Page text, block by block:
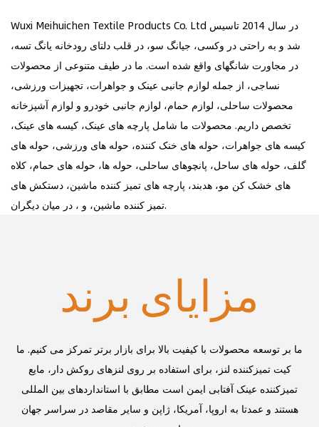
Wuxi Meihuichen Textile Products Co. Ltd در سال 2014 تاسیس
شد و به راحتی در وکسی، جیانگ سو، در قلب دلتای رودخانه یانگ تسه،
در مجاورت شانگهای واقع شده است. ما در طیف متنوعی از محصولات
نساجی، از جمله لوازم جانبی عینک و جواهرات، تجهیزات ورزشی،
محصولات ساحلی، لوازم حمام، لوازم جانبی خودرو و لوازم آشپزخانه
تخصص داریم. محصولات ما شامل پارچه های عینک، کیسه های عینک،
کیسه های جواهرات، حوله های خنک کننده، حوله های ورزشی، حوله های
گلف، حوله های ساحل، پانچوهای ساحلی، حوله ها، حوله های حمام، کلاه
های خشک کن مو، هدبند، پارچه های تمیز کننده ماشین، دستکش های
تمیز کننده ماشین، و ، در میان دیگران.
مزایای برند
ما بر توسعه محصولات با کیفیت بالا برای بازار برتر تمرکز می کنیم. ما
کیت تمیزکننده لنز، برای استفاده بر روی لنزهای روکش دار، مایع
تمیزکننده عینک آفتابی ایمن است مطابق با استانداردهای بین المللی
هستند و عمدتا به اروپا، آمریکا، ژاپن و سایر مقاصد در سراسر جهان